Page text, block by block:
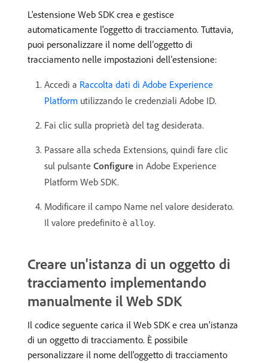
L'estensione Web SDK crea e gestisce
automaticamente l'oggetto di tracciamento. Tuttavia,
puoi personalizzare il nome dell’oggetto di
tracciamento nelle impostazioni dell’estensione:
Accedi a Raccolta dati di Adobe Experience
Platform utilizzando le credenziali Adobe ID.
Fai clic sulla proprietà del tag desiderata.
Passare alla scheda Extensions, quindi fare clic
sul pulsante Configure in Adobe Experience
Platform Web SDK.
Modificare il campo Name nel valore desiderato.
Il valore predefinito è alloy.
Creare un'istanza di un oggetto di
tracciamento implementando
manualmente il Web SDK
Il codice seguente carica il Web SDK e crea un'istanza
di un oggetto di tracciamento. È possibile
personalizzare il nome dell'oggetto di tracciamento